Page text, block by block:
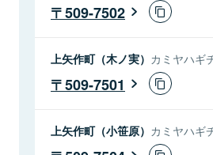
509-7502
上矢作町（木ノ実） カミヤハギ
509-7501
上矢作町（小笹原） カミヤハギ